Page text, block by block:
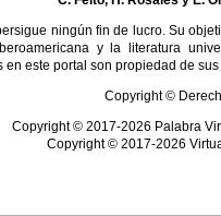
ningún fin de lucro. Su
y la literatura
en este portal son propiedad de
Copyright ©
Copyright © 2017-2026 Palabra
Copyright © 2017-2026